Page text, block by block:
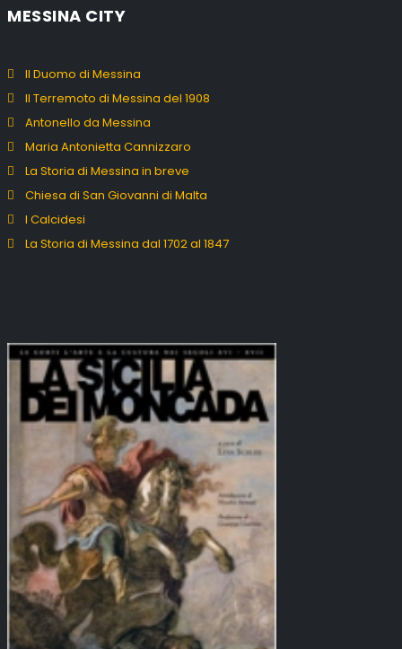
MESSINA CITY
Il Duomo di Messina
Il Terremoto di Messina del 1908
Antonello da Messina
Maria Antonietta Cannizzaro
La Storia di Messina in breve
Chiesa di San Giovanni di Malta
I Calcidesi
La Storia di Messina dal 1702 al 1847